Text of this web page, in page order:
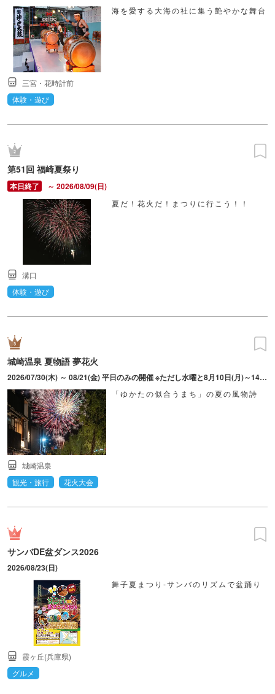
海を愛する大海の社に集う艶やかな舞台
三宮・花時計前
体験・遊び
第51回 福崎夏祭り
～ 2026/08/09(日)
夏だ！花火だ！まつりに行こう！！
溝口
体験・遊び
城崎温泉 夏物語 夢花火
2026/07/30(木) ～ 08/21(金) 平日のみの開催 ※ただし水曜と8月10日(月)～14日(金)は除く
「ゆかたの似合うまち」の夏の風物詩
城崎温泉
観光・旅行
花火大会
サンバDE盆ダンス2026
2026/08/23(日)
舞子夏まつり-サンバのリズムで盆踊り
霞ヶ丘(兵庫県)
グルメ